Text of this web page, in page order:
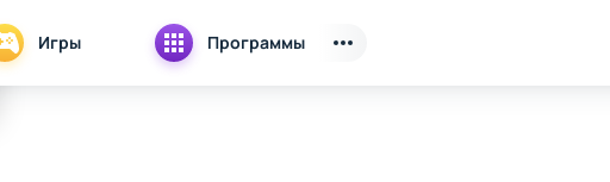
Игры Программы